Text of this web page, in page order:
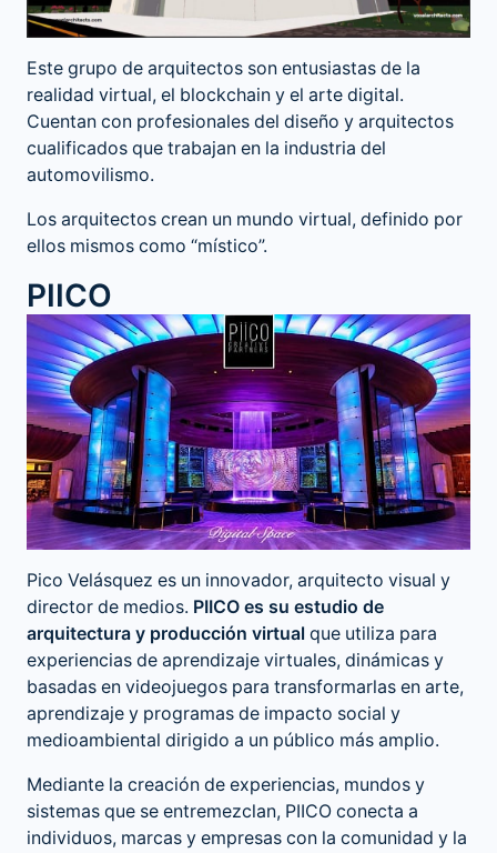
Este grupo de arquitectos son entusiastas de la
realidad virtual, el blockchain y el arte digital.
Cuentan con profesionales del diseño y arquitectos
cualificados que trabajan en la industria del
automovilismo.
Los arquitectos crean un mundo virtual, definido por
ellos mismos como “místico”.
PIICO
Pico Velásquez es un innovador, arquitecto visual y
director de medios. PIICO es su estudio de
arquitectura y producción virtual que utiliza para
experiencias de aprendizaje virtuales, dinámicas y
basadas en videojuegos para transformarlas en arte,
aprendizaje y programas de impacto social y
medioambiental dirigido a un público más amplio.
Mediante la creación de experiencias, mundos y
sistemas que se entremezclan, PIICO conecta a
individuos, marcas y empresas con la comunidad y la